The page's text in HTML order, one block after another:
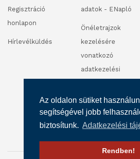
Az oldalon sütiket
segítségével jobb
biztosítunk. Adatkezelési
Rendben!
Regisztráció
honlapon
Hírlevélküldés
adatok - ENapló
Önéletrajzok
kezelésére
vonatkozó
adatkezelési
álláshirdetés